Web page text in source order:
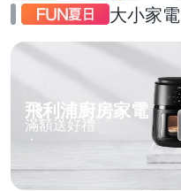
大小家電
飛利浦廚房家電
滿額送好禮